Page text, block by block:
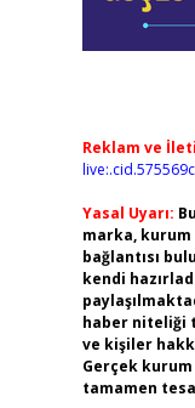
Reklam ve
Yasal Uyarı:
marka,
bağlantısı
kendi
haber niteliği
ve kişiler
Gerçek
tamamen